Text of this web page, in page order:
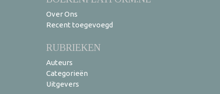
Over Ons
Recent toegevoegd
RUBRIEKEN
Auteurs
Categorieën
Uitgevers